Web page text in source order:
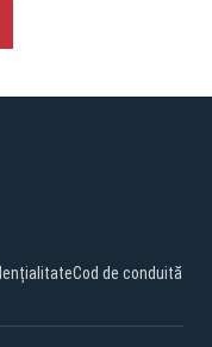
Cod de conduită